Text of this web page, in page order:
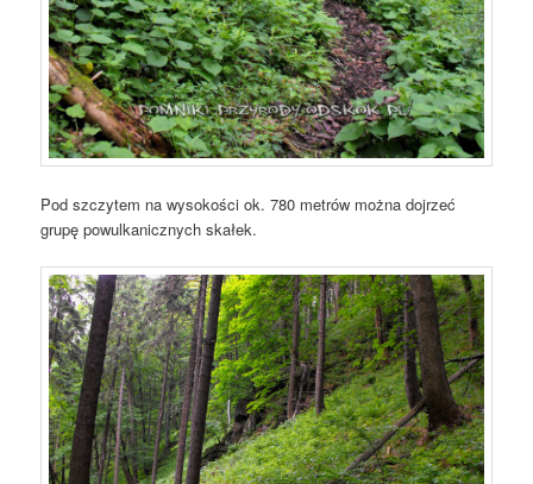
Pod szczytem na wysokości ok. 780 metrów można dojrzeć
grupę powulkanicznych skałek.